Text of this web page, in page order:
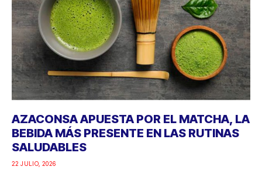
AZACONSA APUESTA POR EL MATCHA, LA
BEBIDA MÁS PRESENTE EN LAS RUTINAS
SALUDABLES
22 JULIO, 2026